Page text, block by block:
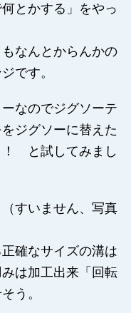
とかする」をやっ
なんとからんかの
です。
なのでジグソーテ
ジグソーに替えた
！ と試してみまし
すいません、写真
確なサイズの溝は
は加工出来「回転
う。